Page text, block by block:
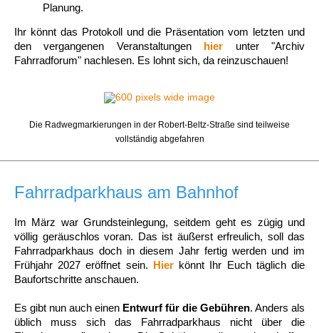
Planung.
Ihr könnt das Protokoll und die Präsentation vom letzten und
den vergangenen Veranstaltungen hier unter "Archiv
Fahrradforum" nachlesen. Es lohnt sich, da reinzuschauen!
Die Radwegmarkierungen in der Robert-Beltz-Straße sind teilweise
vollständig abgefahren
Fahrradparkhaus am Bahnhof
Im März war Grundsteinlegung, seitdem geht es zügig und
völlig geräuschlos voran. Das ist äußerst erfreulich, soll das
Fahrradparkhaus doch in diesem Jahr fertig werden und im
Frühjahr 2027 eröffnet sein. Hierkönnt Ihr Euch täglich die
Baufortschritte anschauen.
Es gibt nun auch einen Entwurf für die Gebühren. Anders als
üblich muss sich das Fahrradparkhaus nicht über die